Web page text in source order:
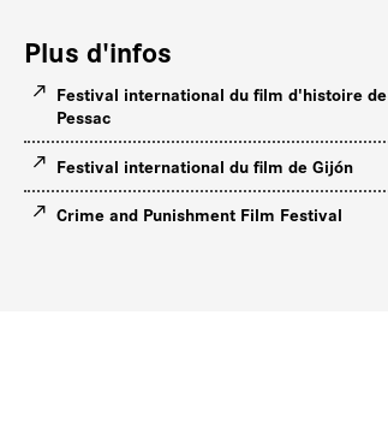
Plus d'infos
Festival international du film d'histoire de
Pessac
Festival international du film de Gijón
Crime and Punishment Film Festival